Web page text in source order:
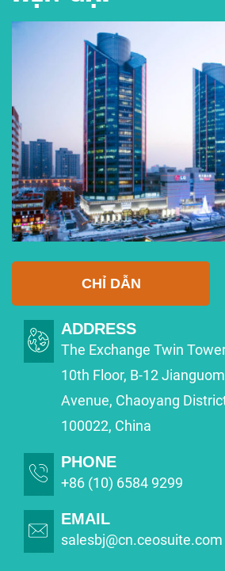
CHỈ DẪN
ADDRESS
The Exchange Twin
10th Floor, B-12
Avenue, Chaoyang
100022, China
PHONE
+86 (10) 6584 9299
EMAIL
salesbj@cn.ceosuite.com